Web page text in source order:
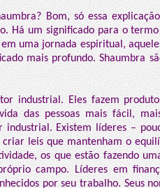
Bom, só essa
Há um significado para o termo
uma jornada espiritual,
mais profundo. Shaumbra
industrial. Eles fazem
das pessoas mais fácil,
Existem líderes –
leis que mantenham o
os que estão fazendo
campo. Líderes em
por seu trabalho. Seus